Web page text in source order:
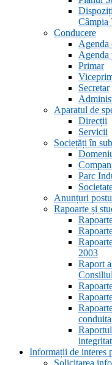
Câmpia
Conducere
Agenda
Agenda
Primar
Secretar
Aparatul de
Direcții
Servicii
Sociețăți în
Parc
Anunțuri
Rapoarte și
2003
Raport
conduita
Informații de interes
Solicitarea